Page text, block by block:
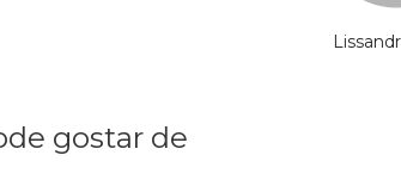
gostar de